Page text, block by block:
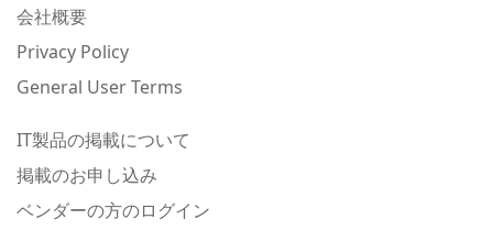
会社概要
Privacy Policy
General User Terms
IT製品の掲載について
掲載のお申し込み
ベンダーの方のログイン